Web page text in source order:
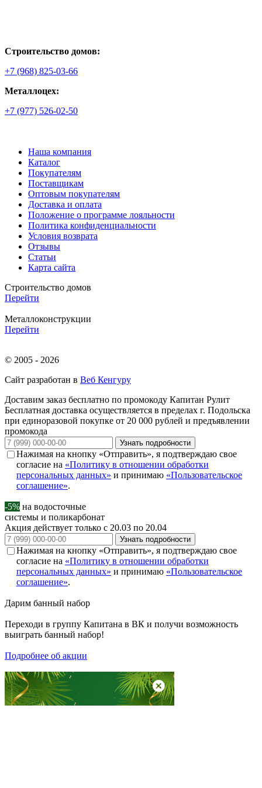
Строительство домов:
+7 (968) 825-03-66
Металлоцех:
+7 (977) 526-02-50
Наша компания
Каталог
Покупателям
Поставщикам
Оптовым покупателям
Доставка и оплата
Положение о программе лояльности
Политика конфиденциальности
Условия возврата
Отзывы
Статьи
Карта сайта
Строительство домов
Перейти
Металлоконструкции
Перейти
© 2005 - 2026
Сайт разработан в Веб Кенгуру
Доставим заказ бесплатно по промокоду Капитан Рулит
Бесплатная доставка осуществляется в пределах г. Подольска
при единоразовой покупке от 20 000 рублей и предъявлении
промокода
Узнать подробности
Нажимая на кнопку «Отправить», я подтверждаю свое
согласие на «Политику в отношении обработки
персональных данных» и принимаю «Пользовательское
соглашение».
-5% на водосточные
системы и поликарбонат
Акция действует только с 20.03 по 20.04
Узнать подробности
Нажимая на кнопку «Отправить», я подтверждаю свое
согласие на «Политику в отношении обработки
персональных данных» и принимаю «Пользовательское
соглашение».
Дарим банный набор
Переходи в группу Капитана в ВК и получи возможность
выиграть банный набор!
Подробнее об акции